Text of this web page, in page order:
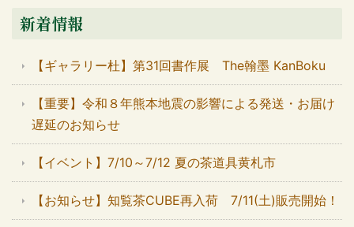
新着情報
【ギャラリー杜】第31回書作展 The翰墨 KanBoku
【重要】令和８年熊本地震の影響による発送・お届け
遅延のお知らせ
【イベント】7/10～7/12 夏の茶道具黄札市
【お知らせ】知覧茶CUBE再入荷 7/11(土)販売開始！